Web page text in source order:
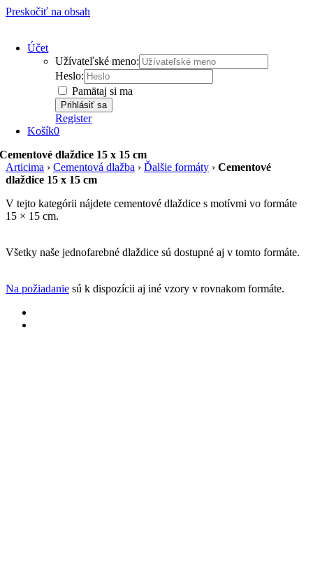
Preskočiť na obsah
Účet
Užívateľské meno:
Heslo:
Pamätaj si ma
Register
Košík0
Cementové dlaždice 15 x 15 cm
Articima › Cementová dlažba › Ďalšie formáty › Cementové
dlaždice 15 x 15 cm
V tejto kategórii nájdete cementové dlaždice s motívmi vo formáte
15 × 15 cm.
Všetky naše jednofarebné dlaždice sú dostupné aj v tomto formáte.
Na požiadanie sú k dispozícii aj iné vzory v rovnakom formáte.